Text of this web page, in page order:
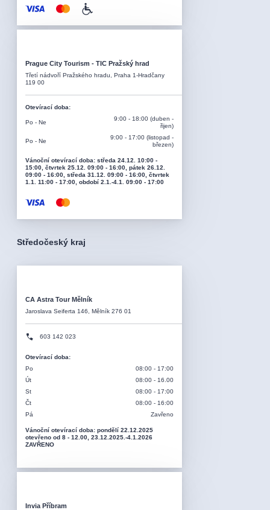
Prague City Tourism - TIC Pražský hrad
Třetí nádvoří Pražského hradu, Praha 1-Hradčany
119 00
Otevírací doba:
Po - Ne
9:00 - 18:00 (duben -
řijen)
Po - Ne
9:00 - 17:00 (listopad -
březen)
Vánoční otevírací doba: středa 24.12. 10:00 -
15:00, čtvrtek 25.12. 09:00 - 16:00, pátek 26.12.
09:00 - 16:00, středa 31.12. 09:00 - 16:00, čtvrtek
1.1. 11:00 - 17:00, období 2.1.-4.1. 09:00 - 17:00
Středočeský kraj
CA Astra Tour Mělník
Jaroslava Seiferta 146, Mělník 276 01
603 142 023
Otevírací doba:
Po
08:00 - 17:00
Út
08:00 - 16.00
St
08:00 - 17:00
Čt
08:00 - 16:00
Pá
Zavřeno
Vánoční otevírací doba: pondělí 22.12.2025
otevřeno od 8 - 12.00, 23.12.2025.-4.1.2026
ZAVŘENO
Invia Příbram